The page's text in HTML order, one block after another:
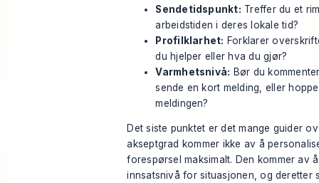
Sendetidspunkt: Treffer du et
arbeidstiden i deres lokale tid?
Profilklarhet: Forklarer
du hjelper eller hva du gjør?
Varmhetsnivå: Bør du
sende en kort melding, eller
meldingen?
Det siste punktet er det mange guider
akseptgrad kommer ikke av å
forespørsel maksimalt. Den kommer av
innsatsnivå for situasjonen, og deretter